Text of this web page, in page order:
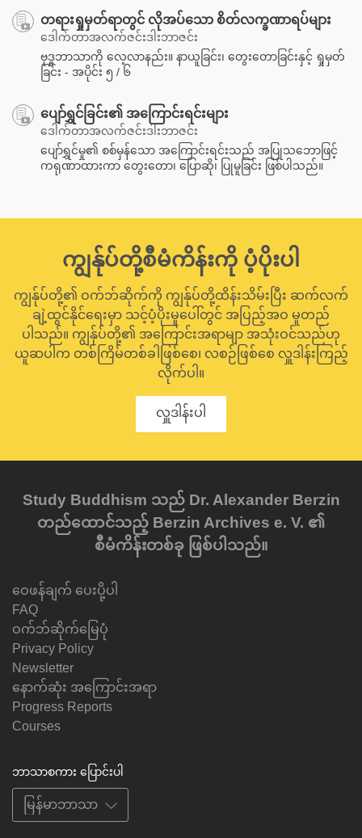
တရားရှုမှတ်ရာတွင် လိုအပ်သော စိတ်လက္ခဏာရပ်များ
ဒေါက်တာအလက်ဇင်းဒါးဘာဇင်း
ဗုဒ္ဓဘာသာကို လေ့လာနည်း။ နာယူခြင်း၊ တွေးတောခြင်းနှင့် ရှုမှတ်
ခြင်း - အပိုင်း ၅ / ၆
ပျော်ရွှင်ခြင်း၏ အကြောင်းရင်းများ
ဒေါက်တာအလက်ဇင်းဒါးဘာဇင်း
ပျော်ရွှင်မှု၏ စစ်မှန်သော အကြောင်းရင်းသည် အပြုသဘောဖြင့်
ကရုဏာထားကာ တွေးတော၊ ပြောဆို၊ ပြုမူခြင်း ဖြစ်ပါသည်။
ကျွန်ုပ်တို့စီမံကိန်းကို ပံ့ပိုးပါ
ကျွန်ုပ်တို့၏ ဝက်ဘ်ဆိုက်ကို ကျွန်ုပ်တို့ထိန်းသိမ်းပြီး ဆက်လက်
ချဲ့ထွင်နိုင်ရေးမှာ သင့်ပံ့ပိုးမှုပေါ်တွင် အပြည့်အဝ မူတည်
ပါသည်။ ကျွန်ုပ်တို့၏ အကြောင်းအရာမျာ အသုံးဝင်သည်ဟု
ယူဆပါက တစ်ကြိမ်တစ်ခါဖြစ်စေ၊ လစဉ်ဖြစ်စေ လှူဒါန်းကြည့်
လိုက်ပါ။
လှူဒါန်းပါ
Study Buddhism သည် Dr. Alexander Berzin
တည်ထောင်သည့် Berzin Archives e. V. ၏
စီမံကိန်းတစ်ခု ဖြစ်ပါသည်။
ဝေဖန်ချက် ပေးပို့ပါ
FAQ
ဝက်ဘ်ဆိုက်မြေပုံ
Privacy Policy
Newsletter
နောက်ဆုံး အကြောင်းအရာ
Progress Reports
Courses
ဘာသာစကား ပြောင်းပါ